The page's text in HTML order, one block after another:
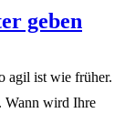
geben
agil ist wie früher.
Wann wird Ihre